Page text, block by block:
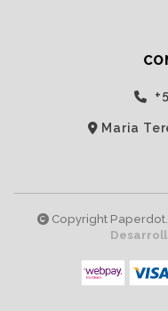
Maria
Copyright